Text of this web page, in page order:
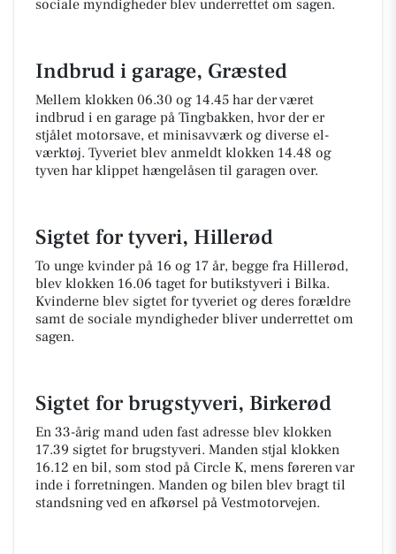
sociale myndigheder blev underrettet om sagen.
Indbrud i garage, Græsted
Mellem klokken 06.30 og 14.45 har der været
indbrud i en garage på Tingbakken, hvor der er
stjålet motorsave, et minisavværk og diverse el-
værktøj. Tyveriet blev anmeldt klokken 14.48 og
tyven har klippet hængelåsen til garagen over.
Sigtet for tyveri, Hillerød
To unge kvinder på 16 og 17 år, begge fra Hillerød,
blev klokken 16.06 taget for butikstyveri i Bilka.
Kvinderne blev sigtet for tyveriet og deres forældre
samt de sociale myndigheder bliver underrettet om
sagen.
Sigtet for brugstyveri, Birkerød
En 33-årig mand uden fast adresse blev klokken
17.39 sigtet for brugstyveri. Manden stjal klokken
16.12 en bil, som stod på Circle K, mens føreren var
inde i forretningen. Manden og bilen blev bragt til
standsning ved en afkørsel på Vestmotorvejen.